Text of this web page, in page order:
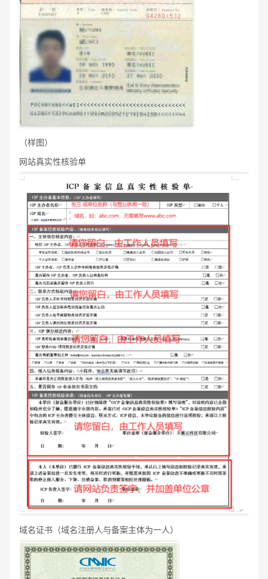
（样图）
网站真实性核验单
域名证书（域名注册人与备案主体为一人）